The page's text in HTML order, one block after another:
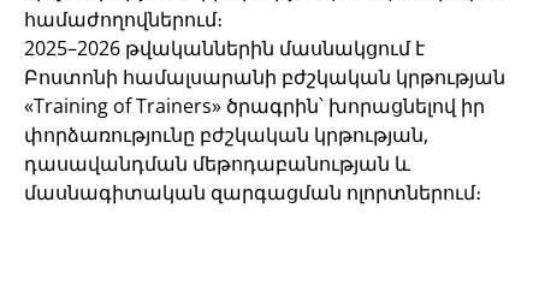
համաժողովներում։
2025–2026 թվականներին մասնակցում է
Բոստոնի համալսարանի բժշկական կրթության
«Training of Trainers» ծրագրին՝ խորացնելով իր
փորձառությունը բժշկական կրթության,
դասավանդման մեթոդաբանության և
մասնագիտական զարգացման ոլորտներում։